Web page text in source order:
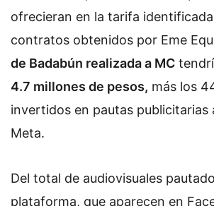
ofrecieran en la tarifa
contratos obtenidos por Eme
de Badabún realizada a MC
4.7 millones de pesos, más los
invertidos en pautas publicitarias
Meta.
Del total de audiovisuales
plataforma, que aparecen en